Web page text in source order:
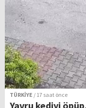
TÜRKİYE / 17 saat önce
Yavru kediyi